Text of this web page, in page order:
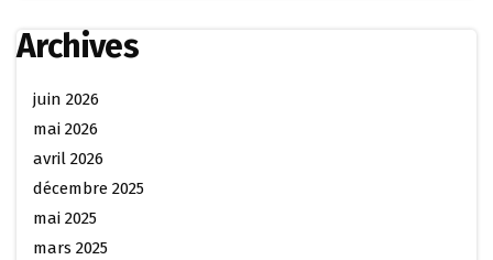
Archives
juin 2026
mai 2026
avril 2026
décembre 2025
mai 2025
mars 2025